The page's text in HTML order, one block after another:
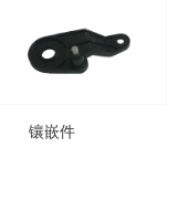
镶嵌件